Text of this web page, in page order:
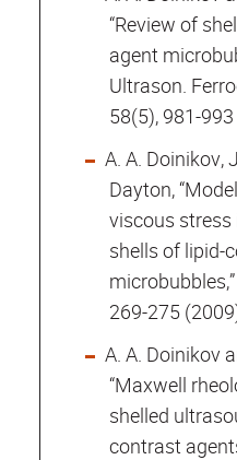
“Review of
agent
Ultrason.
58(5), 981-
A. A. Doinikov,
Dayton,
viscous
shells of lipid-
269-275
A. A. Doinikov
“Maxwell
shelled
contrast